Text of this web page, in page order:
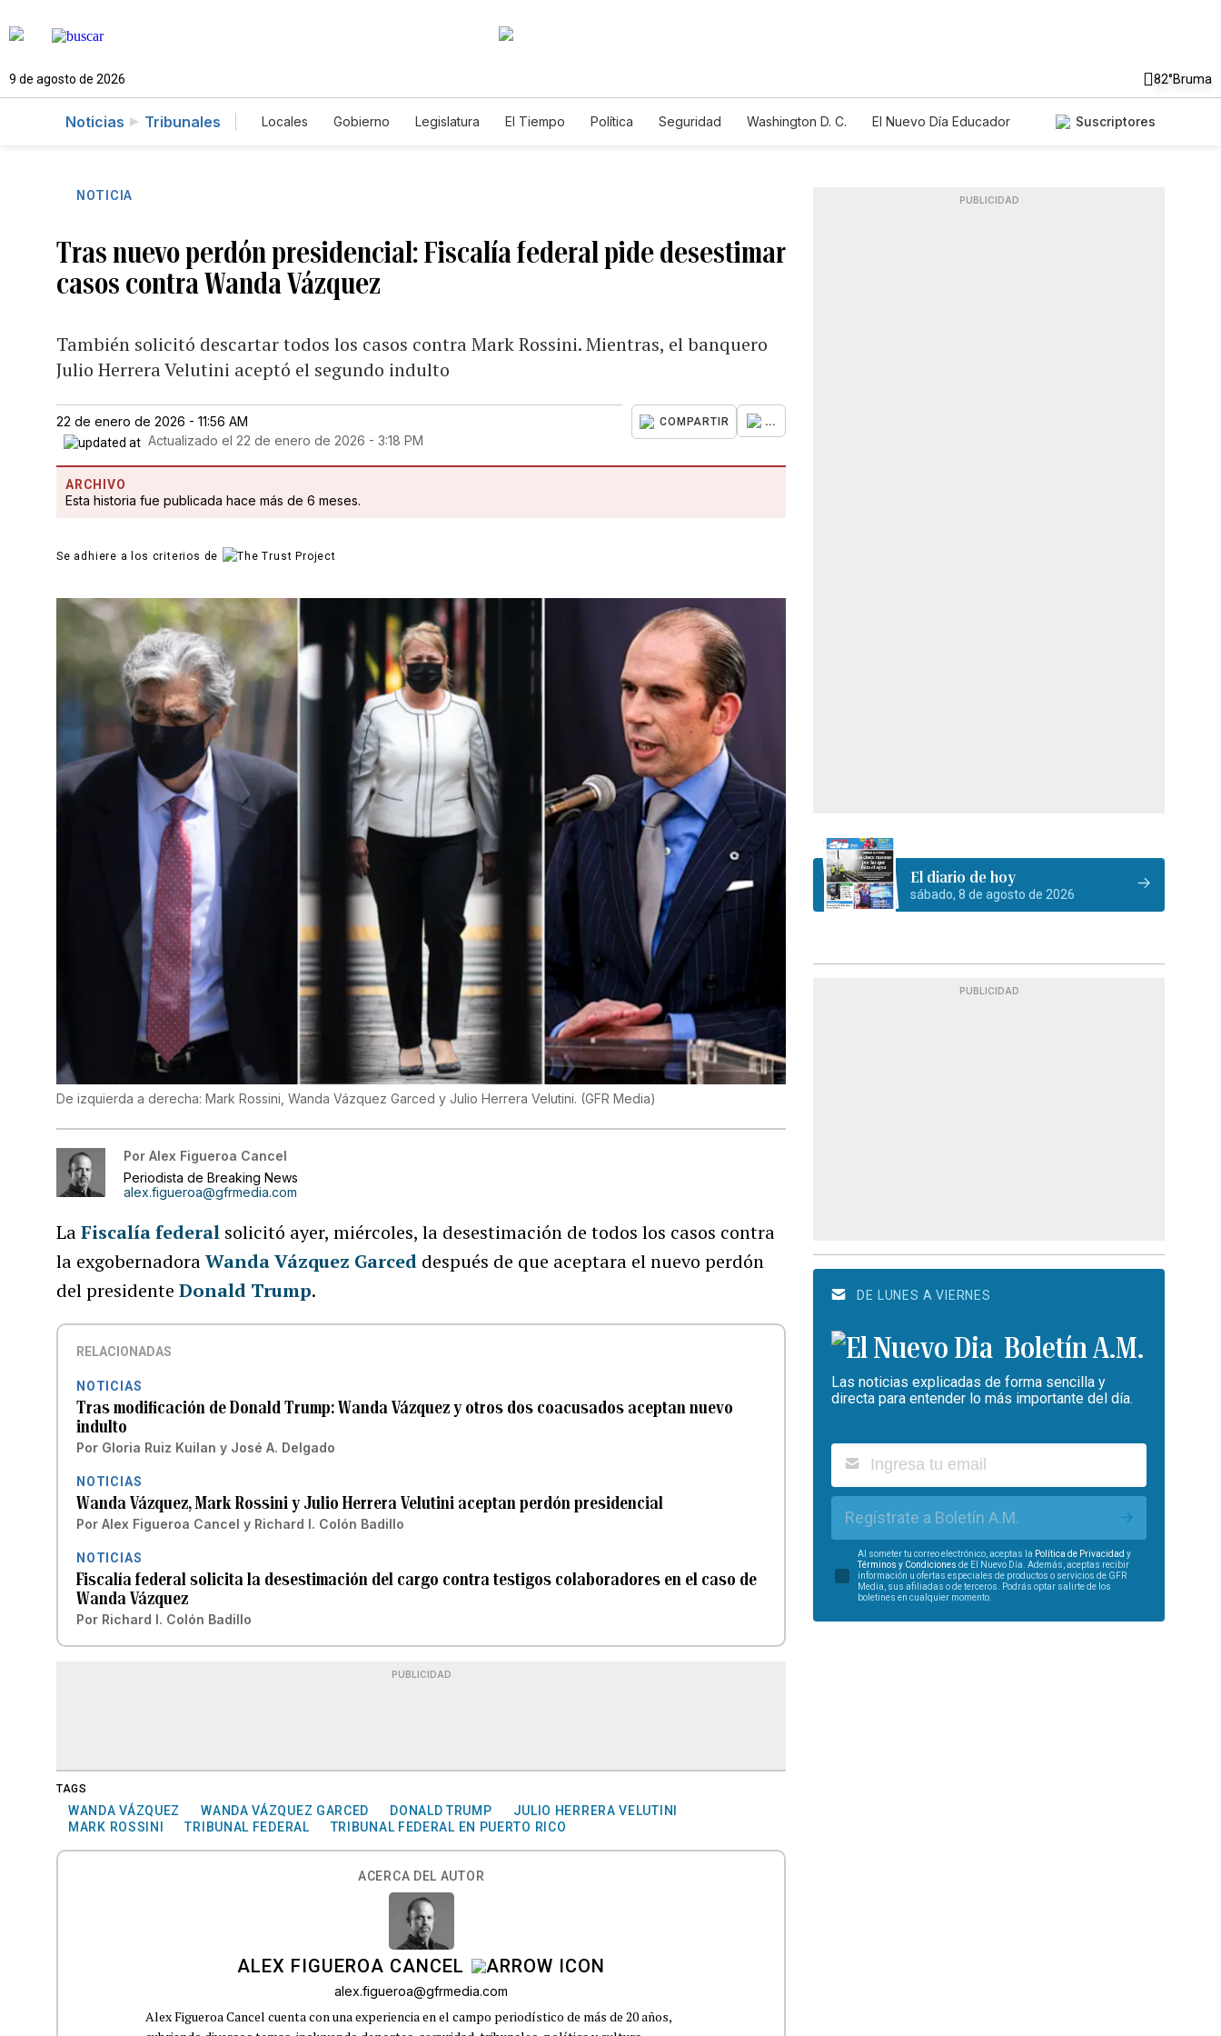
9 de agosto de 2026 82°Bruma
Noticias Tribunales Locales Gobierno Legislatura El Tiempo Política Seguridad Washington D. C.
El Nuevo Día Educador
Suscriptores
NOTICIA
Tras nuevo perdón presidencial: Fiscalía federal pide desestimar
casos contra Wanda Vázquez
También solicitó descartar todos los casos contra Mark Rossini. Mientras, el banquero
Julio Herrera Velutini aceptó el segundo indulto
22 de enero de 2026 - 11:56 AM
Actualizado el 22 de enero de 2026 - 3:18 PM
COMPARTIR ...
ARCHIVO
Esta historia fue publicada hace más de 6 meses.
Se adhiere a los criterios de
De izquierda a derecha: Mark Rossini, Wanda Vázquez Garced y Julio Herrera Velutini. (GFR Media)
Por Alex Figueroa Cancel
Periodista de Breaking News
alex.figueroa@gfrmedia.com
LaFiscalía federal solicitó ayer, miércoles, la desestimación de todos los casos contra
la exgobernadoraWanda Vázquez Garced después de que aceptara el nuevo perdón
del presidenteDonald Trump.
RELACIONADAS
NOTICIAS
Tras modificación de Donald Trump: Wanda Vázquez y otros dos coacusados aceptan nuevo
indulto
Por Gloria Ruiz Kuilan y José A. Delgado
NOTICIAS
Wanda Vázquez, Mark Rossini y Julio Herrera Velutini aceptan perdón presidencial
Por Alex Figueroa Cancel y Richard I. Colón Badillo
NOTICIAS
Fiscalía federal solicita la desestimación del cargo contra testigos colaboradores en el caso de
Wanda Vázquez
Por Richard I. Colón Badillo
PUBLICIDAD
TAGS
WANDA VÁZQUEZ WANDA VÁZQUEZ GARCED DONALD TRUMP
JULIO HERRERA VELUTINI
MARK ROSSINI
TRIBUNAL FEDERAL TRIBUNAL FEDERAL EN PUERTO RICO
ACERCA DEL AUTOR
ALEX FIGUEROA CANCEL
alex.figueroa@gfrmedia.com
Alex Figueroa Cancel cuenta con una experiencia en el campo periodístico de más de 20 años,
PUBLICIDAD
El diario de hoy
sábado, 8 de agosto de 2026
PUBLICIDAD
DE LUNES A VIERNES
Boletín A.M.
Las noticias explicadas de forma sencilla y
directa para entender lo más importante del día.
Regístrate a Boletín A.M.
Al someter tu correo electrónico, aceptas la Política de Privacidad y
Términos y Condiciones de El Nuevo Día. Además, aceptas recibir
información u ofertas especiales de productos o servicios de GFR
Media, sus afiliadas o de terceros. Podrás optar salirte de los
boletines en cualquier momento.